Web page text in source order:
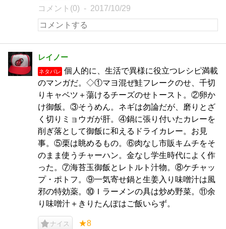
コメント(0) 2017/10/29
レイノー
ネタバレ
個人的に、生活で異様に役立つレシピ満載
のマンガだ。◇①マヨ混ぜ鮭フレークのせ、千切
りキャベツ＋蕩けるチーズのせトースト。②卵か
け御飯。③そうめん。ネギは勿論だが、磨りとざ
く切りミョウガが肝。④鍋に張り付いたカレーを
削ぎ落として御飯に和えるドライカレー。お見
事。⑤栗は眺めるもの。⑥肉なし市販キムチをそ
のまま使うチャーハン。金なし学生時代によく作
った。⑦海苔玉御飯とレトルト汁物。⑧ケチャッ
プ・ポトフ。⑨一気寄せ鍋と生姜入り味噌汁は風
邪の特効薬。⑩Ｉラーメンの具は炒め野菜。⑪余
り味噌汁＋きりたんぽはご飯いらず。
ナイス ★8